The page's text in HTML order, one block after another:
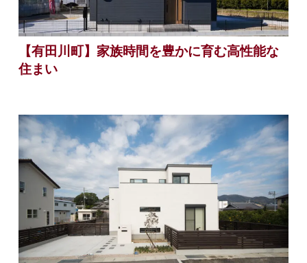
【有田川町】家族時間を豊かに育む高性能な
住まい